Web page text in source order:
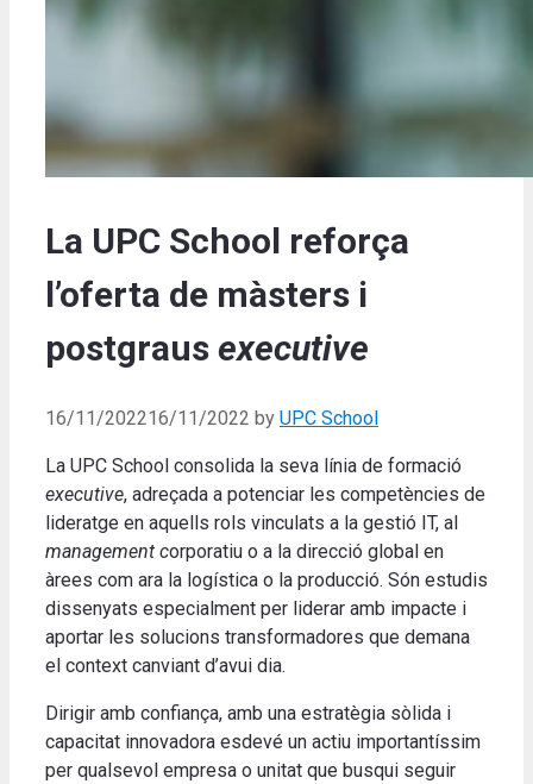
La UPC School reforça
l’oferta de màsters i
postgraus executive
16/11/202216/11/2022 by UPC School
La UPC School consolida la seva línia de formació
executive, adreçada a potenciar les competències de
lideratge en aquells rols vinculats a la gestió IT, al
management corporatiu o a la direcció global en
àrees com ara la logística o la producció. Són estudis
dissenyats especialment per liderar amb impacte i
aportar les solucions transformadores que demana
el context canviant d’avui dia.
Dirigir amb confiança, amb una estratègia sòlida i
capacitat innovadora esdevé un actiu importantíssim
per qualsevol empresa o unitat que busqui seguir